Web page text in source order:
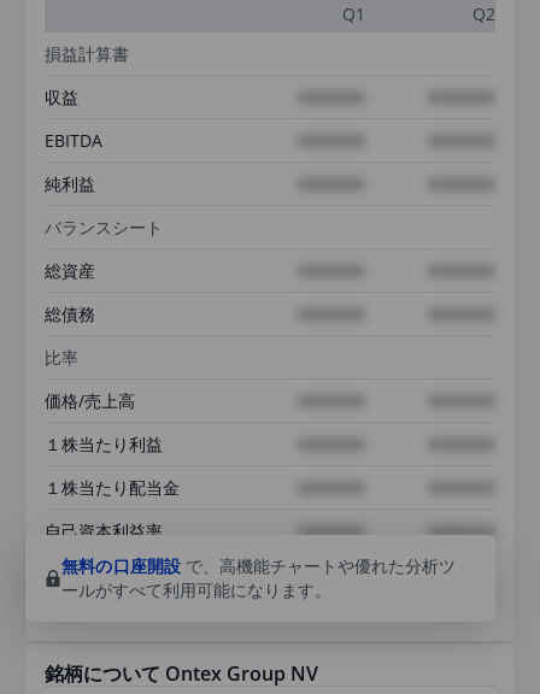
Q1
Q2
損益計算書
収益
EBITDA
純利益
バランスシート
総資産
総債務
比率
価格/売上高
１株当たり利益
１株当たり配当金
自己資本利益率
XXXXXXX
XXXXXXX
無料の口座開設 で、高機能チャートや優れた分析ツ
ールがすべて利用可能になります。
銘柄について Ontex Group NV